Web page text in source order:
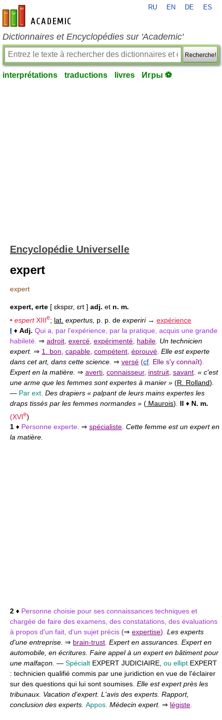
fr-academic.com
RU EN DE ES
Dictionnaires et Encyclopédies sur 'Academic'
Recherche!
interprétations traductions livres Игры ⚽
Encyclopédie Universelle
expert
expert
expert, erte [ ɛkspɛr, ɛrt ] adj. et n. m.
• espert XIIIe; lat. expertus, p. p. de experiri→ expérience
I ♦ Adj. Qui a, par l'expérience, par la pratique, acquis une grande
habileté. ⇒ adroit exercé expérimenté habile Un technicien
expert. ⇒ 1. bon capable compétent éprouvé Elle est experte
dans cet art, dans cette science. ⇒ versé (cf . Elle s'y connaît).
Expert en la matière. ⇒ averti connaisseur, instruit savant « c'est
une arme que les femmes sont expertes à manier » (R. Rolland)
— Par ext. Des drapiers « palpant de leurs mains expertes les
draps tissés par les femmes normandes » ( Maurois) II ♦ N. m.
(XVIe)
1 ♦ Personne experte. ⇒ spécialiste. Cette femme est un expert en
la matière.
2 ♦ Personne choisie pour ses connaissances techniques et
chargée de faire des examens, des constatations, des évaluations
à propos d'un fait, d'un sujet précis (⇒ expertise). Les experts
d'une entreprise. ⇒ brain-trust. Expert en assurances. Expert en
automobile, en écritures. Faire appel à un expert en bâtiment pour
une malfaçon. — Spécialt EXPERT JUDICIAIRE, ou ellipt EXPERT
: technicien qualifié commis par une juridiction en vue de l'éclairer
sur des questions qui lui sont soumises. Elle est expert près les
tribunaux. Vacation d'expert. L'avis des experts. Rapport,
conclusion des experts. Appos. Médecin expert. ⇒ légiste.